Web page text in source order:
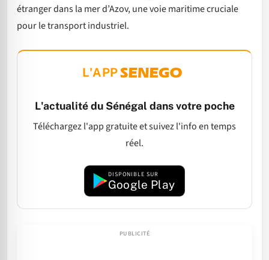
étranger dans la mer d’Azov, une voie maritime cruciale
pour le transport industriel.
L'APP
L'actualité du Sénégal dans votre poche
Téléchargez l'app gratuite et suivez l'info en temps
réel.
DISPONIBLE SUR
Google Play